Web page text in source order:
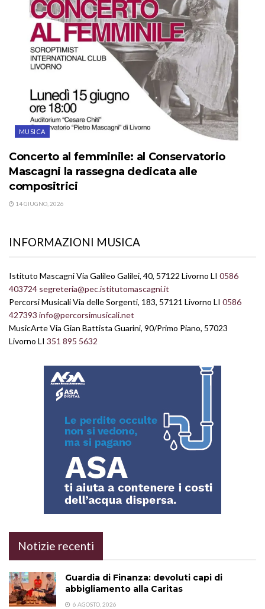
MUSICA
Concerto al femminile: al Conservatorio
Mascagni la rassegna dedicata alle
compositrici
14 GIUGNO, 2026
INFORMAZIONI MUSICA
Istituto Mascagni Via Galileo Galilei, 40, 57122 Livorno LI 0586
403724 segreteria@pec.istitutomascagni.it
Percorsi Musicali Via delle Sorgenti, 183, 57121 Livorno LI 0586
427393 info@percorsimusicali.net
MusicArte Via Gian Battista Guarini, 90/Primo Piano, 57023
Livorno LI 351 895 5632
Notizie recenti
Guardia di Finanza: devoluti capi di
abbigliamento alla Caritas
6 AGOSTO, 2026